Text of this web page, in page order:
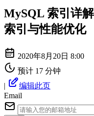
MySQL 索引详
索引与性能优化
2020年8月20日 8:00
预计 17 分钟
|
编辑此页
Email